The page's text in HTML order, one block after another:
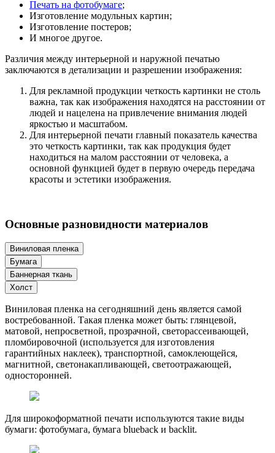
Печать на фотобумаге;
Изготовление модульных картин;
Изготовление постеров;
И многое другое.
Различия между интерьерной и наружной печатью
заключаются в детализации и разрешении изображения:
Для рекламной продукции четкость картинки не столь
важна, так как изображения находятся на расстоянии от
людей и нацелена на привлечение внимания людей
яркостью и масштабом.
Для интерьерной печати главный показатель качества
это четкость картинки, так как продукция будет
находиться на малом расстоянии от человека, а
основной функцией будет в первую очередь передача
красоты и эстетики изображения.
Основные разновидности материалов
Виниловая пленка
Бумага
Баннерная ткань
Холст
Виниловая пленка на сегодняшний день является самой
востребованной. Такая пленка может быть: глянцевой,
матовой, непросветной, прозрачной, светорассеивающей,
пломбировочной (используется для изготовления
гарантийных наклеек), транспортной, самоклеющейся,
магнитной, светонакапливающей, светоотражающей,
односторонней.
Для широкоформатной печати используются такие виды
бумаги: фотобумага, бумага blueback и backlit.